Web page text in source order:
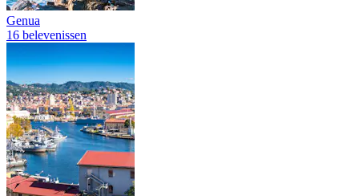
Genua
16 belevenissen